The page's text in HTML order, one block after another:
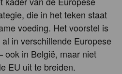
die in het teken staat
voeding. Het voorstel is
in verschillende Europese
ook in België, maar niet
EU uit te breiden.